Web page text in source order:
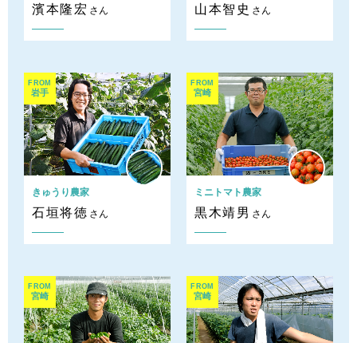
濱本隆宏 さん 山本智史 さん
FROM
岩手
きゅうり農家
石垣将徳 さん
FROM
宮崎
ミニトマト農家
黒木靖男 さん
FROM
宮崎
FROM
宮崎